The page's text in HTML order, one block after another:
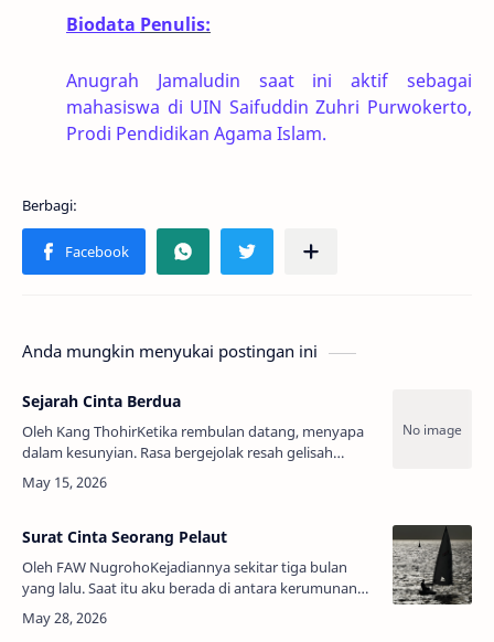
Biodata Penulis:
Anugrah Jamaludin saat ini aktif sebagai
mahasiswa di UIN Saifuddin Zuhri Purwokerto,
Prodi Pendidikan Agama Islam.
Anda mungkin menyukai postingan ini
Sejarah Cinta Berdua
Oleh Kang ThohirKetika rembulan datang, menyapa
dalam kesunyian. Rasa bergejolak resah gelisah
menebar suasana di keheningan. Diselimuti oleh
angin malam, penghantar kerinduan…
Surat Cinta Seorang Pelaut
Oleh FAW NugrohoKejadiannya sekitar tiga bulan
yang lalu. Saat itu aku berada di antara kerumunan
ketika salah seorang dari kerumunan meminta
tukang cerita yang sudah tua itu …